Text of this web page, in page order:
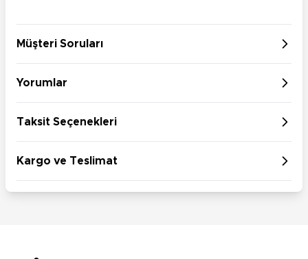
Müşteri Soruları
Yorumlar
Taksit Seçenekleri
Kargo ve Teslimat